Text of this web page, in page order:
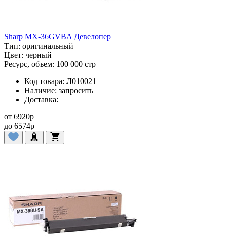
Sharp MX-36GVBA Девелопер
Тип: оригинальный
Цвет: черный
Ресурс, объем: 100 000 стр
Код товара: Л010021
Наличие: запросить
Доставка:
от 6920p
до 6574p